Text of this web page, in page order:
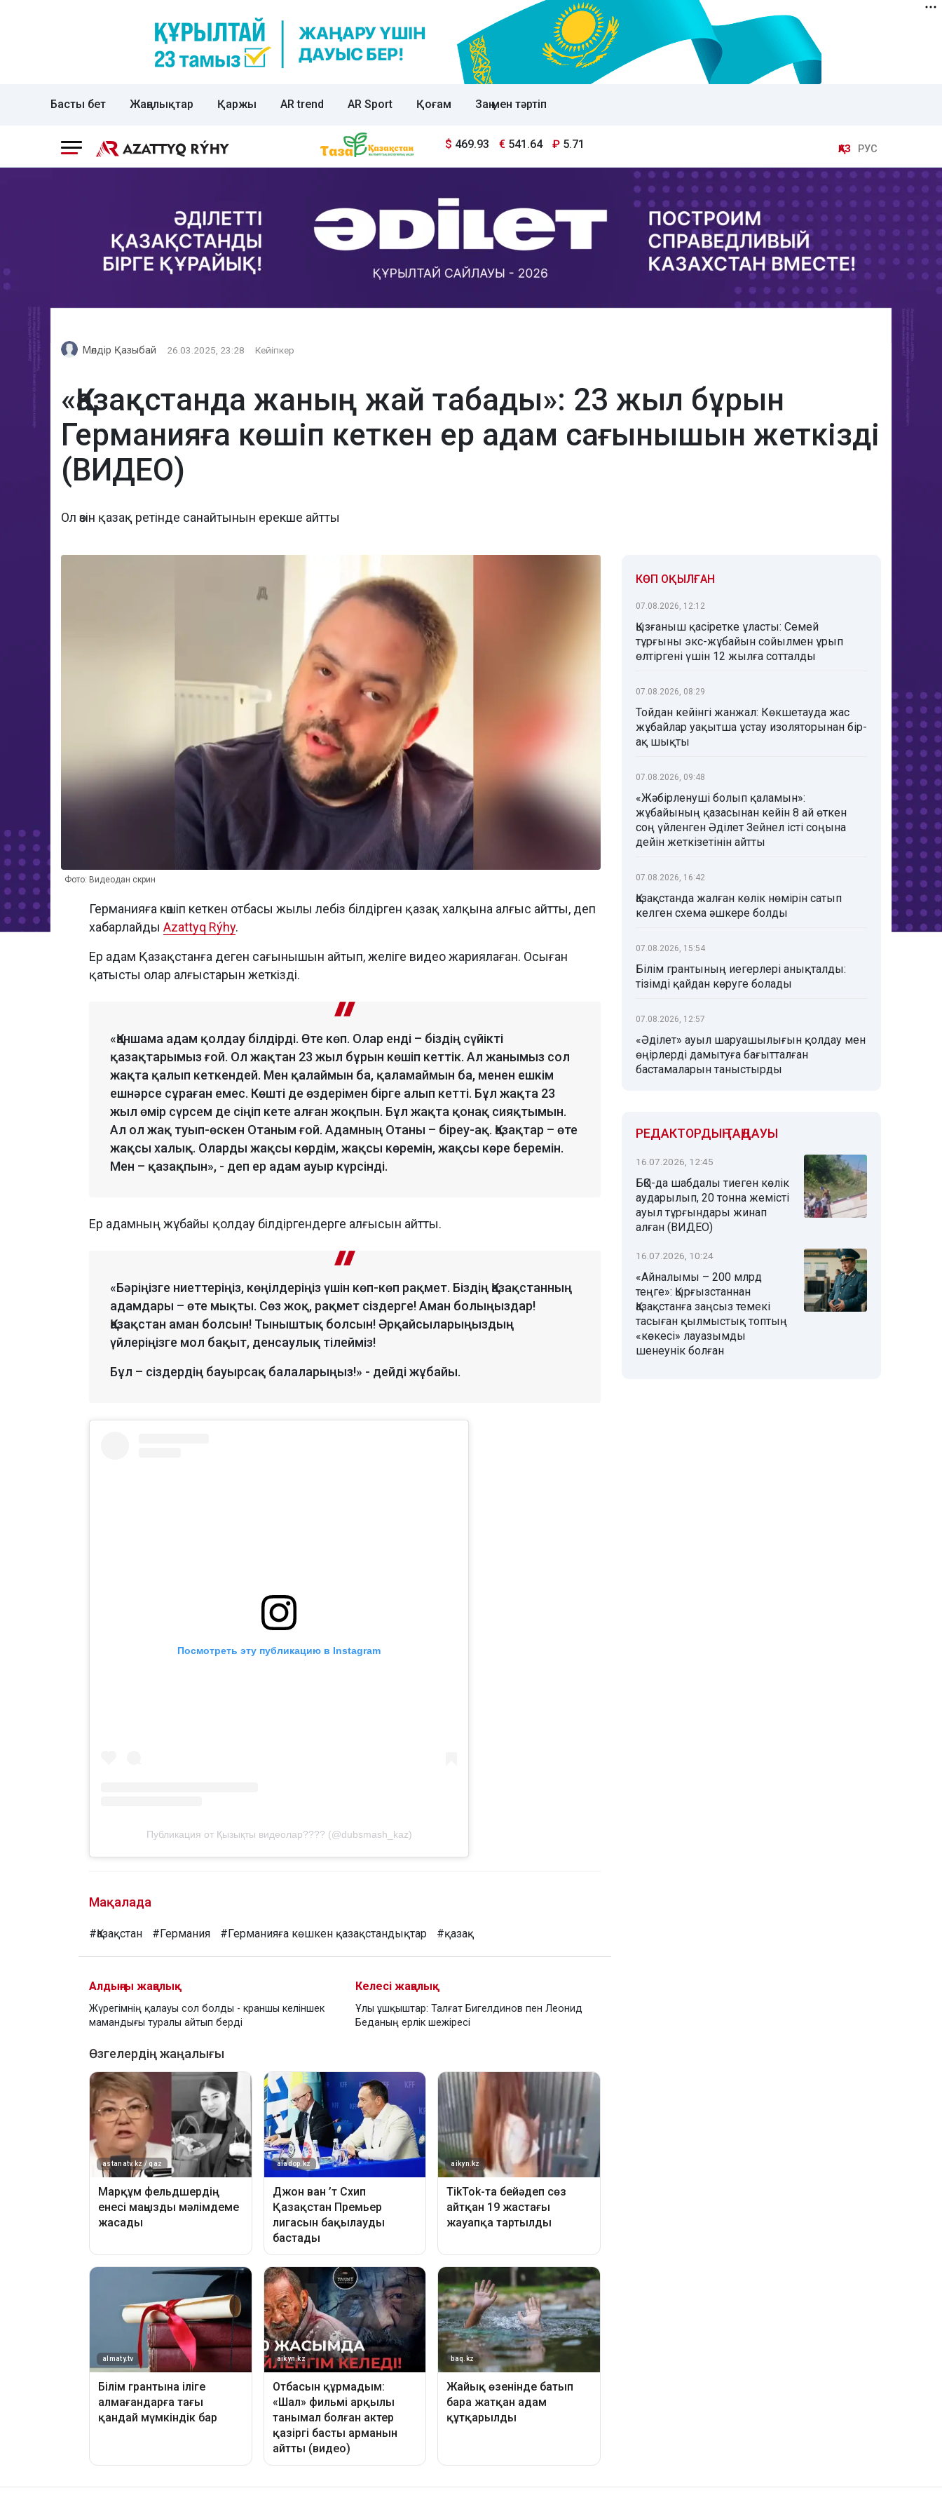
Басты бет Жаңалықтар Қаржы AR trend AR Sport Қоғам Заң мен тәртіп
$ 469.93 € 541.64 ₽ 5.71 ҚАЗ РУС
Мөлдір Қазыбай 26.03.2025, 23:28 Кейіпкер
«Қазақстанда жаның жай табады»: 23 жыл бұрын
Германияға көшіп кеткен ер адам сағынышын жеткізді
(ВИДЕО)
Ол өзін қазақ ретінде санайтынын ерекше айтты
Фото: Видеодан скрин
Германияға көшіп кеткен отбасы жылы лебіз білдірген қазақ халқына алғыс айтты, деп
хабарлайды Azattyq Rýhy.
Ер адам Қазақстанға деген сағынышын айтып, желіге видео жариялаған. Осыған
қатысты олар алғыстарын жеткізді.
«Қаншама адам қолдау білдірді. Өте көп. Олар енді – біздің сүйікті
қазақтарымыз ғой. Ол жақтан 23 жыл бұрын көшіп кеттік. Ал жанымыз сол
жақта қалып кеткендей. Мен қалаймын ба, қаламаймын ба, менен ешкім
ешнәрсе сұраған емес. Көшті де өздерімен бірге алып кетті. Бұл жақта 23
жыл өмір сүрсем де сіңіп кете алған жоқпын. Бұл жақта қонақ сияқтымын.
Ал ол жақ туып-өскен Отаным ғой. Адамның Отаны – біреу-ақ. Қазақтар – өте
жақсы халық. Оларды жақсы көрдім, жақсы көремін, жақсы көре беремін.
Мен – қазақпын», - деп ер адам ауыр күрсінді.
Ер адамның жұбайы қолдау білдіргендерге алғысын айтты.
«Бәріңізге ниеттеріңіз, көңілдеріңіз үшін көп-көп рақмет. Біздің Қазақстанның
адамдары – өте мықты. Сөз жоқ, рақмет сіздерге! Аман болыңыздар!
Қазақстан аман болсын! Тыныштық болсын! Әрқайсыларыңыздың
үйлеріңізге мол бақыт, денсаулық тілейміз!
Бұл – сіздердің бауырсақ балаларыңыз!» - дейді жұбайы.
Посмотреть эту публикацию в Instagram
Публикация от Қызықты видеолар???? (@dubsmash_kaz)
Мақалада
#Қазақстан #Германия #Германияға көшкен қазақстандықтар #қазақ
Алдыңғы жаңалық
Жүрегімнің қалауы сол болды - краншы келіншек
мамандығы туралы айтып берді
Келесі жаңалық
Ұлы ұшқыштар: Талғат Бигелдинов пен Леонид
Беданың ерлік шежіресі
КӨП ОҚЫЛҒАН
07.08.2026, 12:12
Қызғаныш қасіретке ұласты: Семей
тұрғыны экс-жұбайын сойылмен ұрып
өлтіргені үшін 12 жылға сотталды
07.08.2026, 08:29
Тойдан кейінгі жанжал: Көкшетауда жас
жұбайлар уақытша ұстау изоляторынан бір-
ақ шықты
07.08.2026, 09:48
«Жәбірленуші болып қаламын»:
жұбайының қазасынан кейін 8 ай өткен
соң үйленген Әділет Зейнел істі соңына
дейін жеткізетінін айтты
07.08.2026, 16:42
Қазақстанда жалған көлік нөмірін сатып
келген схема әшкере болды
07.08.2026, 15:54
Білім грантының иегерлері анықталды:
тізімді қайдан көруге болады
07.08.2026, 12:57
«Әділет» ауыл шаруашылығын қолдау мен
өңірлерді дамытуға бағытталған
бастамаларын таныстырды
РЕДАКТОРДЫҢ ТАҢДАУЫ
16.07.2026, 12:45
БҚО-да шабдалы тиеген көлік
аударылып, 20 тонна жемісті
ауыл тұрғындары жинап
алған (ВИДЕО)
16.07.2026, 10:24
«Айналымы – 200 млрд
теңге»: Қырғызстаннан
Қазақстанға заңсыз темекі
тасыған қылмыстық топтың
«көкесі» лауазымды
шенеунік болған